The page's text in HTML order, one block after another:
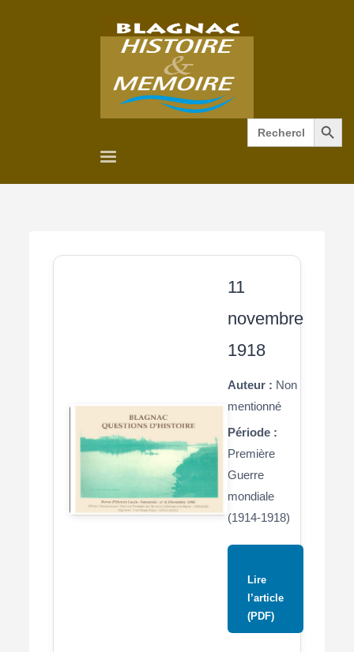
Search
for:
Search Button
11
novembre
1918
Auteur : Non
mentionné
Période :
Première
Guerre
mondiale
(1914-1918)
Lire
l’article
(PDF)